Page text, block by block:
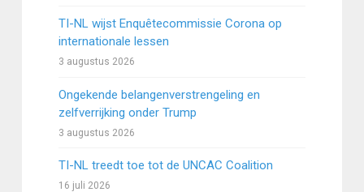
TI-NL wijst Enquêtecommissie Corona op
internationale lessen
3 augustus 2026
Ongekende belangenverstrengeling en
zelfverrijking onder Trump
3 augustus 2026
TI-NL treedt toe tot de UNCAC Coalition
16 juli 2026